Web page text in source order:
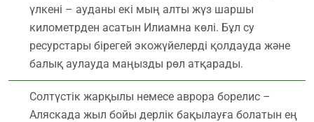
үлкені – ауданы екі мың алты жүз шаршы
километрден асатын Илиамна көлі. Бұл су
ресурстары бірегей экожүйелерді қолдауда және
балық аулауда маңызды рөл атқарады.
Солтүстік жарқылы немесе аврора борелис –
Аляскада жыл бойы дерлік бақылауға болатын ең